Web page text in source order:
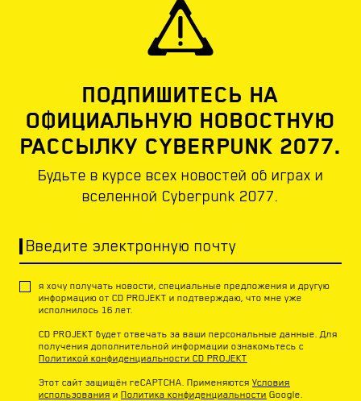
ПОДПИШИТЕСЬ НА
ОФИЦИАЛЬНУЮ НОВОСТНУЮ
РАССЫЛКУ CYBERPUNK 2077.
Будьте в курсе всех новостей об играх и
вселенной Cyberpunk 2077.
Введите электронную почту
я хочу получать новости, специальные предложения и другую
информацию от CD PROJEKT и подтверждаю, что мне уже
исполнилось 16 лет.
CD PROJEKT будет отвечать за ваши персональные данные. Для
получения дополнительной информации ознакомьтесь с
Политикой конфиденциальности CD PROJEKT
Этот сайт защищён reCAPTCHA. Применяются Условия
использования и Политика конфиденциальности Google.